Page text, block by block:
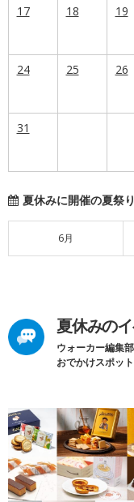
17
18 19
24 25 26
31
夏休みに開催の夏祭
6月
夏休みの
ウォーカー編集
おでかけスポット